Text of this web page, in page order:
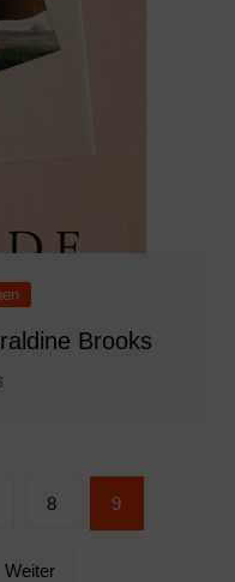
Brooks
8 9
Weiter